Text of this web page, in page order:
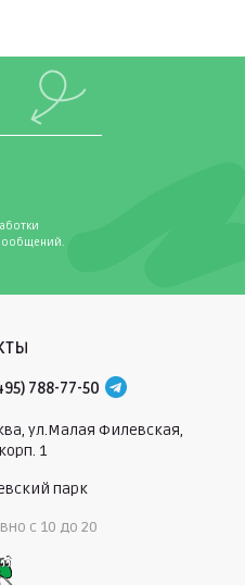
788-77-50
ул.Малая Филевская,
1
парк
c 10 до 20